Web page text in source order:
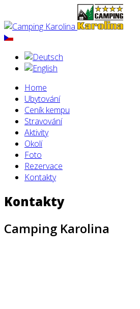
Home
Ubytování
Ceník kempu
Stravování
Aktivity
Okolí
Foto
Rezervace
Kontakty
Kontakty
Camping Karolina